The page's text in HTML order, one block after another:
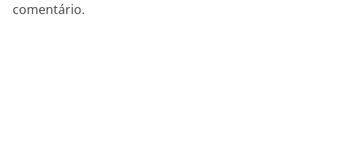
comentário.